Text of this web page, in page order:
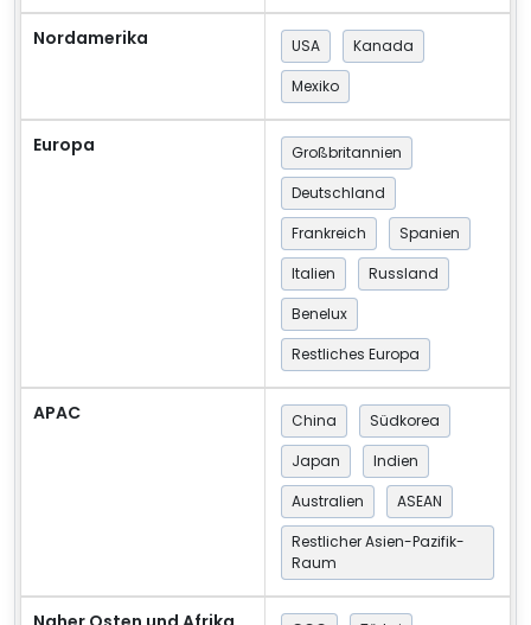
Nordamerika USA
Kanada
Mexiko
Europa
Großbritannien
Deutschland
Frankreich
Spanien
Italien
Russland
Benelux
Restliches Europa
APAC China
Südkorea
Japan
Indien
Australien
ASEAN
Restlicher Asien-Pazifik-
Raum